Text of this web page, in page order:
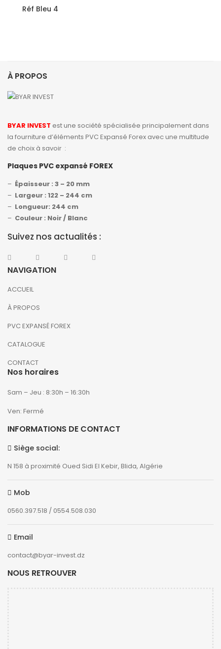
Réf Bleu 4
À PROPOS
BYAR INVEST est une société spécialisée principalement dans
la fourniture d’éléments PVC Expansé Forex avec une multitude
de choix à savoir :
Plaques PVC expansé FOREX
– Épaisseur : 3 – 20 mm
– Largeur : 122 – 244 cm
– Longueur: 244 cm
– Couleur : Noir / Blanc
Suivez nos actualités :
NAVIGATION
ACCUEIL
À PROPOS
PVC EXPANSÉ FOREX
CATALOGUE
CONTACT
Nos horaires
Sam – Jeu : 8:30h – 16:30h
Ven: Fermé
INFORMATIONS DE CONTACT
Siège social:
N 158 à proximité Oued Sidi El Kebir, Blida, Algérie
Mob
0560.397.518 / 0554.508.030
Email
contact@byar-invest.dz
NOUS RETROUVER